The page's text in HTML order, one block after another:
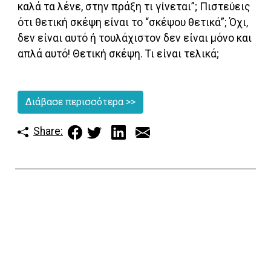
καλά τα λένε, στην πράξη τι γίνεται”; Πιστεύεις
ότι θετική σκέψη είναι το “σκέψου θετικά”; Όχι,
δεν είναι αυτό ή τουλάχιστον δεν είναι μόνο και
απλά αυτό! Θετική σκέψη. Τι είναι τελικά;
Διάβασε περισσότερα >>
Share: